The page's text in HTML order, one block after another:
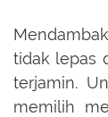
tidak lepas
terjamin.
memilih